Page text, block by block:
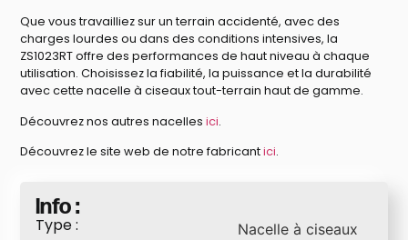
Que vous travailliez sur un terrain accidenté, avec des
charges lourdes ou dans des conditions intensives, la
ZS1023RT offre des performances de haut niveau à chaque
utilisation. Choisissez la fiabilité, la puissance et la durabilité
avec cette nacelle à ciseaux tout-terrain haut de gamme.
Découvrez nos autres nacellesici.
Découvrez le site web de notre fabricantici.
Info :
Type :
Nacelle à ciseaux